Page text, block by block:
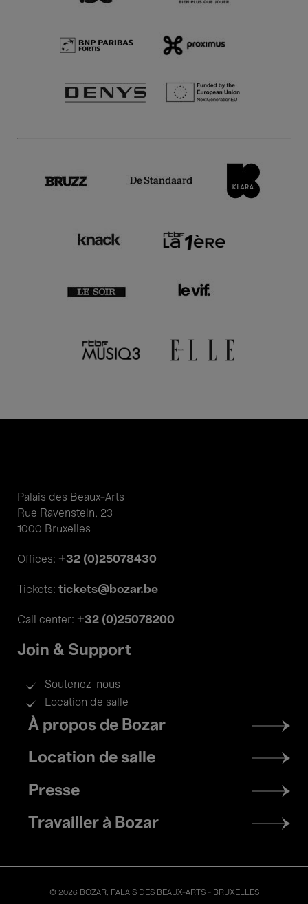
Palais des Beaux-Arts
Rue Ravenstein, 23
1000 Bruxelles
Offices: +32 (0)25078430
Tickets: tickets@bozar.be
Call center: +32 (0)25078200
Join & Support
Soutenez-nous
Location de salle
Footer
menu
À propos de Bozar
Location de salle
Presse
Travailler à Bozar
© 2026 BOZAR. PALAIS DES BEAUX-ARTS - BRUXELLES